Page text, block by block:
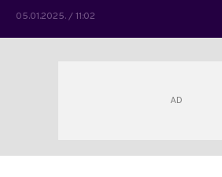
05.01.2025. / 11:02